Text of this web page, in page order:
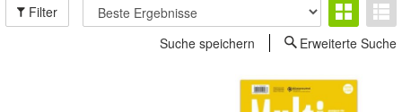
Filter
Suche speichern
Erweiterte Suche